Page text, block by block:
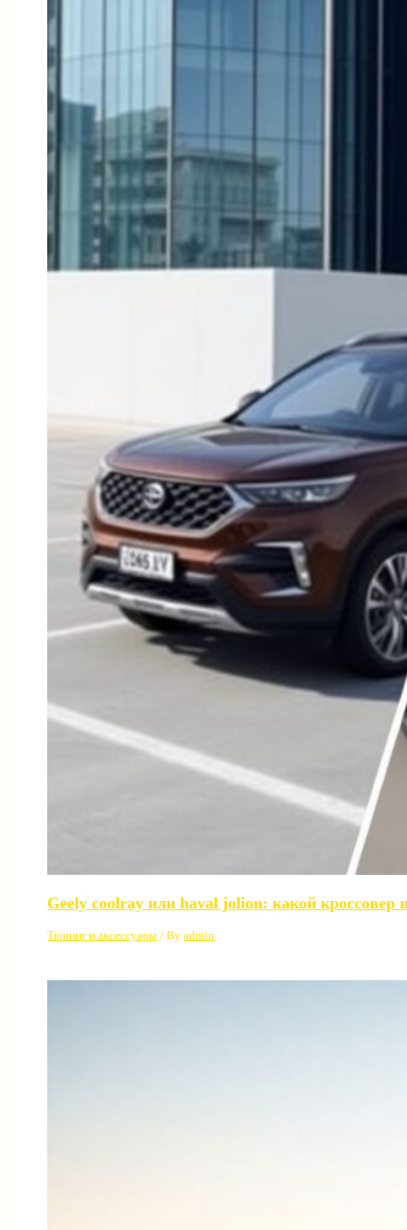
Geely coolray или haval jolion: какой кроссовер
Тюнинг и аксессуары / Byadmin